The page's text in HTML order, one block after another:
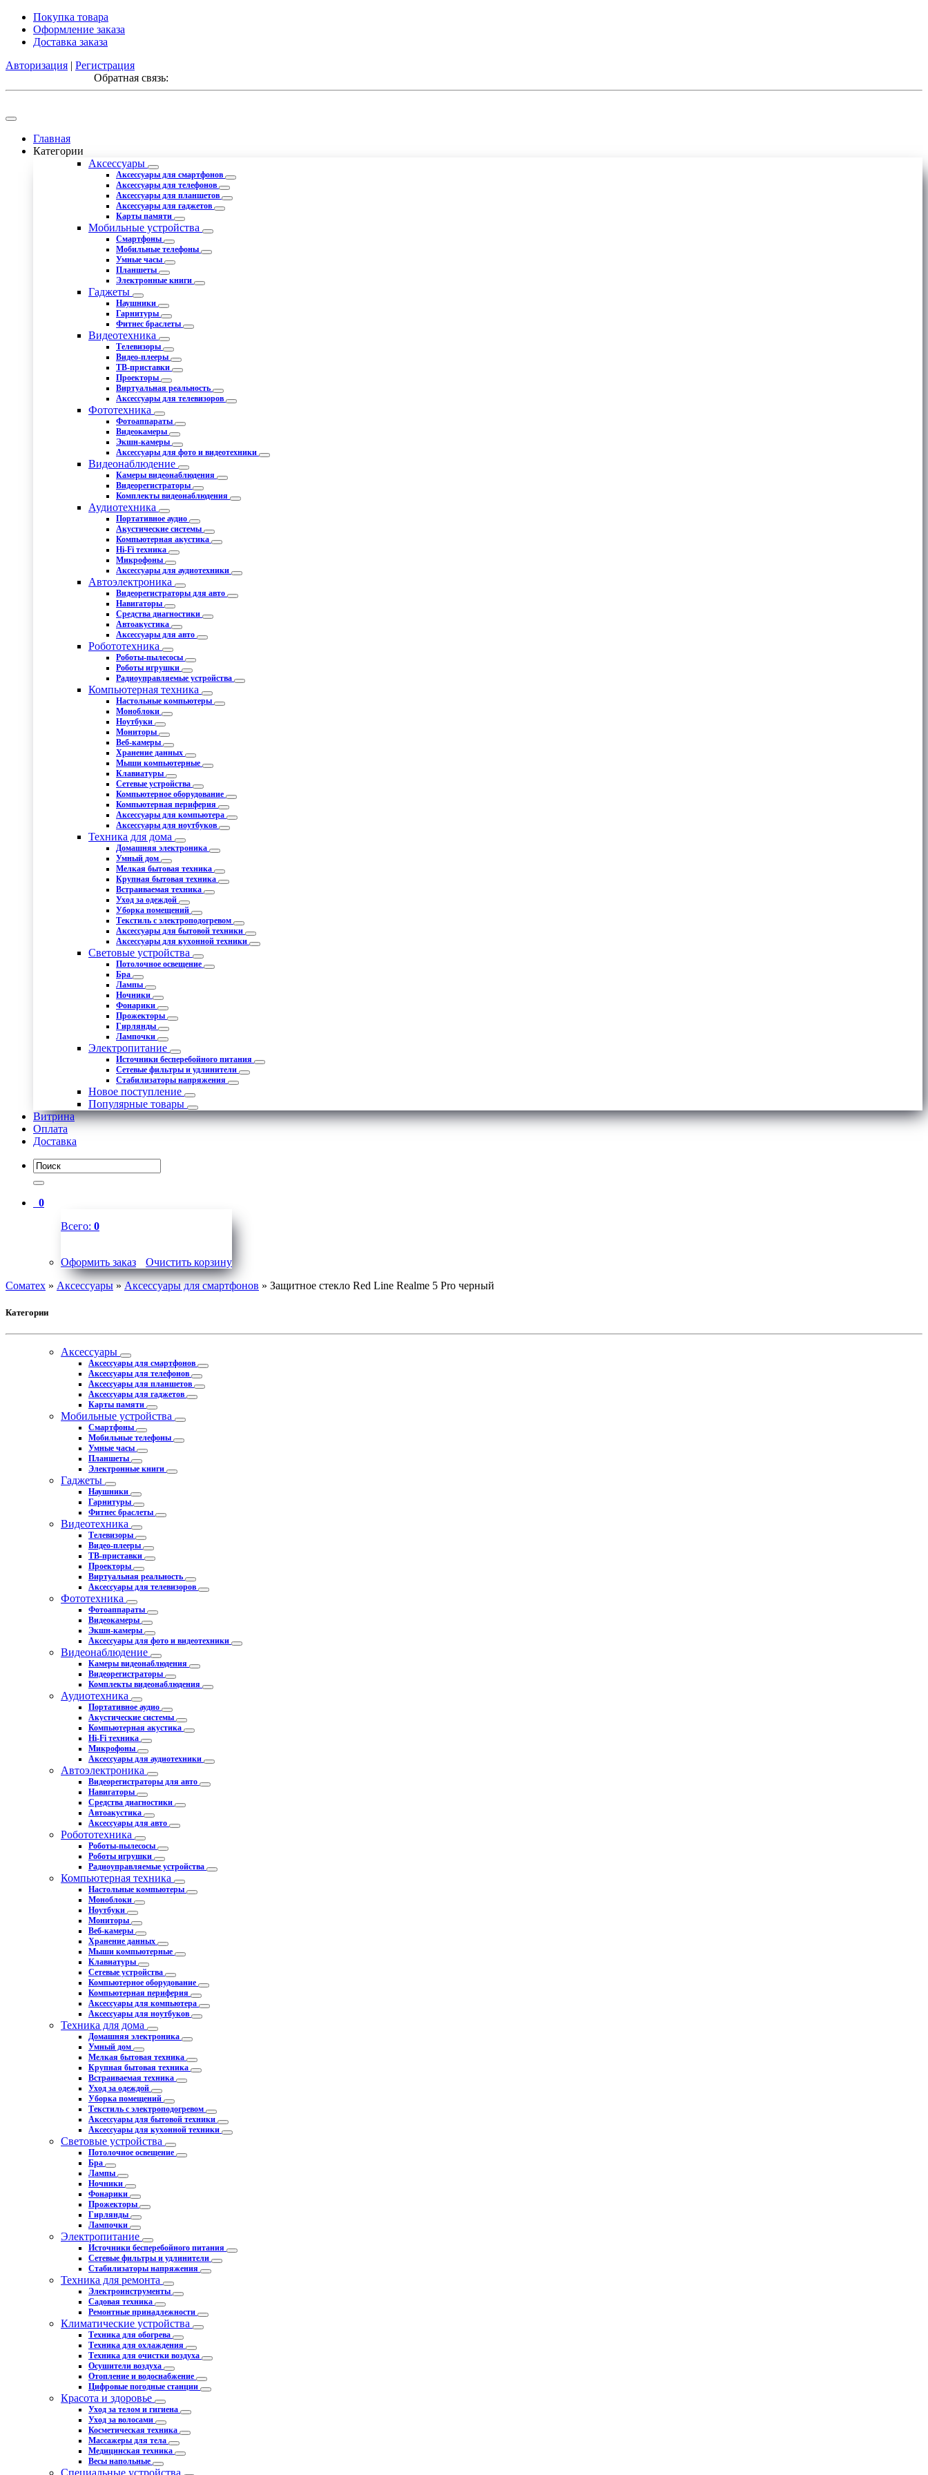
Покупка товара
Оформление заказа
Доставка заказа
Авторизация | Регистрация
Обратная связь:
Главная
Категории
Аксессуары
Аксессуары для смартфонов
Аксессуары для телефонов
Аксессуары для планшетов
Аксессуары для гаджетов
Карты памяти
Мобильные устройства
Смартфоны
Мобильные телефоны
Умные часы
Планшеты
Электронные книги
Гаджеты
Наушники
Гарнитуры
Фитнес браслеты
Видеотехника
Телевизоры
Видео-плееры
ТВ-приставки
Проекторы
Виртуальная реальность
Аксессуары для телевизоров
Фототехника
Фотоаппараты
Видеокамеры
Экшн-камеры
Аксессуары для фото и видеотехники
Видеонаблюдение
Камеры видеонаблюдения
Видеорегистраторы
Комплекты видеонаблюдения
Аудиотехника
Портативное аудио
Акустические системы
Компьютерная акустика
Hi-Fi техника
Микрофоны
Аксессуары для аудиотехники
Автоэлектроника
Видеорегистраторы для авто
Навигаторы
Средства диагностики
Автоакустика
Аксессуары для авто
Робототехника
Роботы-пылесосы
Роботы игрушки
Радиоуправляемые устройства
Компьютерная техника
Настольные компьютеры
Моноблоки
Ноутбуки
Мониторы
Веб-камеры
Хранение данных
Мыши компьютерные
Клавиатуры
Сетевые устройства
Компьютерное оборудование
Компьютерная периферия
Аксессуары для компьютера
Аксессуары для ноутбуков
Техника для дома
Домашняя электроника
Умный дом
Мелкая бытовая техника
Крупная бытовая техника
Встраиваемая техника
Уход за одеждой
Уборка помещений
Текстиль с электроподогревом
Аксессуары для бытовой техники
Аксессуары для кухонной техники
Световые устройства
Потолочное освещение
Бра
Лампы
Ночники
Фонарики
Прожекторы
Гирлянды
Лампочки
Электропитание
Источники бесперебойного питания
Сетевые фильтры и удлинители
Стабилизаторы напряжения
Новое поступление
Популярные товары
Витрина
Оплата
Доставка
0
Всего: 0
Оформить заказ
Очистить корзину
Соматех » Аксессуары»Аксессуары для смартфонов » Защитное стекло Red Line Realme 5 Pro черный
Категории
Аксессуары
Аксессуары для смартфонов
Аксессуары для телефонов
Аксессуары для планшетов
Аксессуары для гаджетов
Карты памяти
Мобильные устройства
Смартфоны
Мобильные телефоны
Умные часы
Планшеты
Электронные книги
Гаджеты
Наушники
Гарнитуры
Фитнес браслеты
Видеотехника
Телевизоры
Видео-плееры
ТВ-приставки
Проекторы
Виртуальная реальность
Аксессуары для телевизоров
Фототехника
Фотоаппараты
Видеокамеры
Экшн-камеры
Аксессуары для фото и видеотехники
Видеонаблюдение
Камеры видеонаблюдения
Видеорегистраторы
Комплекты видеонаблюдения
Аудиотехника
Портативное аудио
Акустические системы
Компьютерная акустика
Hi-Fi техника
Микрофоны
Аксессуары для аудиотехники
Автоэлектроника
Видеорегистраторы для авто
Навигаторы
Средства диагностики
Автоакустика
Аксессуары для авто
Робототехника
Роботы-пылесосы
Роботы игрушки
Радиоуправляемые устройства
Компьютерная техника
Настольные компьютеры
Моноблоки
Ноутбуки
Мониторы
Веб-камеры
Хранение данных
Мыши компьютерные
Клавиатуры
Сетевые устройства
Компьютерное оборудование
Компьютерная периферия
Аксессуары для компьютера
Аксессуары для ноутбуков
Техника для дома
Домашняя электроника
Умный дом
Мелкая бытовая техника
Крупная бытовая техника
Встраиваемая техника
Уход за одеждой
Уборка помещений
Текстиль с электроподогревом
Аксессуары для бытовой техники
Аксессуары для кухонной техники
Световые устройства
Потолочное освещение
Бра
Лампы
Ночники
Фонарики
Прожекторы
Гирлянды
Лампочки
Электропитание
Источники бесперебойного питания
Сетевые фильтры и удлинители
Стабилизаторы напряжения
Техника для ремонта
Электроинструменты
Садовая техника
Ремонтные принадлежности
Климатические устройства
Техника для обогрева
Техника для охлаждения
Техника для очистки воздуха
Осушители воздуха
Отопление и водоснабжение
Цифровые погодные станции
Красота и здоровье
Уход за телом и гигиена
Уход за волосами
Косметическая техника
Массажеры для тела
Медицинская техника
Весы напольные